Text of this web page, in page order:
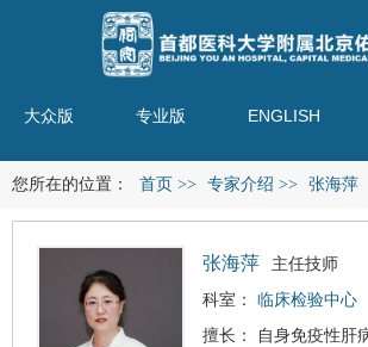
大众版 专业版 ENGLISH
您所在的位置： 首页 >> 专家介绍 >> 张海萍
张海萍
主任技师
科室： 临床检验中心
擅长： 自身免疫性肝